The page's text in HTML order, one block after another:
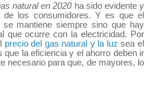
natural en 2020ha sido evidente y
los consumidores. Y es que el
se mantiene siempre sino que hay
que ocurre con la electricidad. Por
precio del gas natural y la luz sea el
la eficiencia y el ahorro deben ir
necesario para que, de mayores, lo